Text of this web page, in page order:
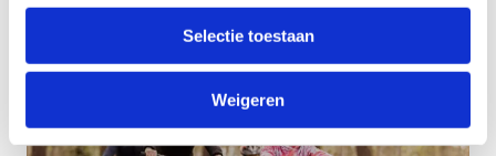
Selectie toestaan
Weigeren